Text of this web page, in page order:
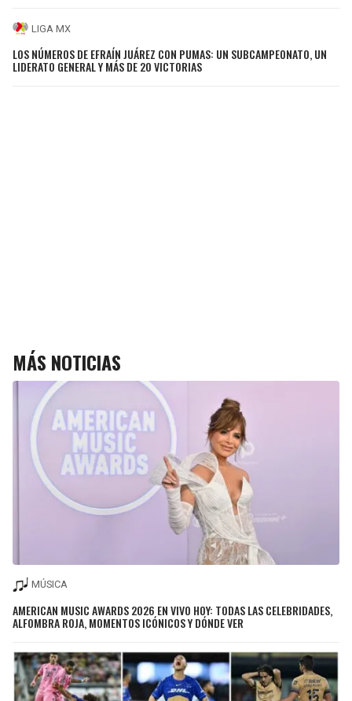
LIGA MX
LOS NÚMEROS DE EFRAÍN JUÁREZ CON PUMAS: UN SUBCAMPEONATO, UN
LIDERATO GENERAL Y MÁS DE 20 VICTORIAS
MÁS NOTICIAS
MÚSICA
AMERICAN MUSIC AWARDS 2026 EN VIVO HOY: TODAS LAS CELEBRIDADES,
ALFOMBRA ROJA, MOMENTOS ICÓNICOS Y DÓNDE VER